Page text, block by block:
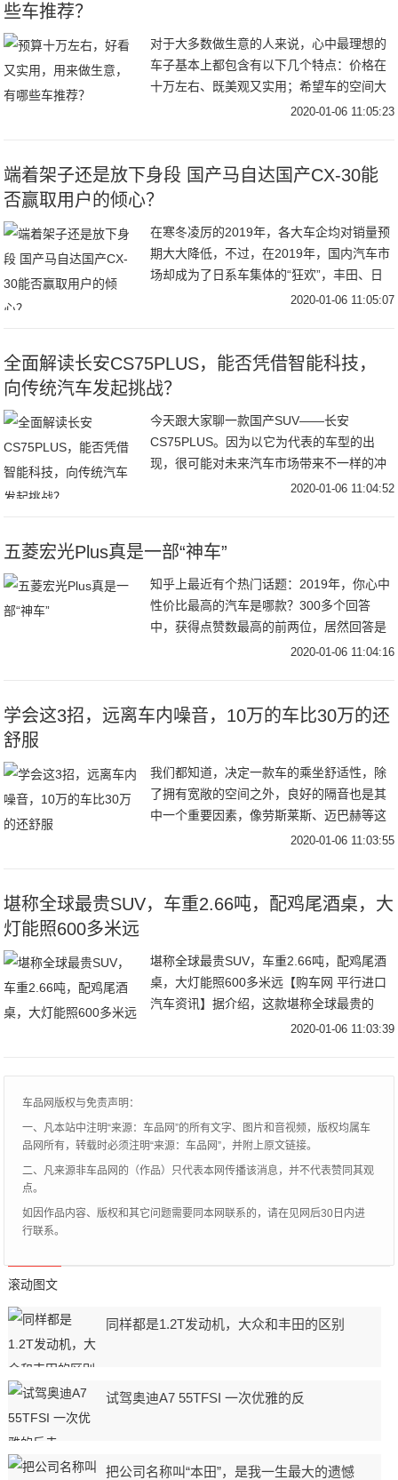
些车推荐？
对于大多数做生意的人来说，心中最理想的
车子基本上都包含有以下几个特点：价格在
十万左右、既美观又实用；希望车的空间大
一点，可以装货；经济条件不宽裕，需要车
2020-01-06 11:05:23
端着架子还是放下身段 国产马自达国产CX-30能
否赢取用户的倾心？
在寒冬凌厉的2019年，各大车企均对销量预
期大大降低，不过，在2019年，国内汽车市
场却成为了日系车集体的“狂欢”，丰田、日
产、本田等品牌销量节节攀升，在纷纷下滑
2020-01-06 11:05:07
全面解读长安CS75PLUS，能否凭借智能科技，
向传统汽车发起挑战？
今天跟大家聊一款国产SUV——长安
CS75PLUS。因为以它为代表的车型的出
现，很可能对未来汽车市场带来不一样的冲
击。我们把话题留到最后，先来看看这款车
2020-01-06 11:04:52
五菱宏光Plus真是一部“神车”
知乎上最近有个热门话题：2019年，你心中
性价比最高的汽车是哪款？300多个回答
中，获得点赞数最高的前两位，居然回答是
同一个品牌：五菱。一位说的是五菱宏光
2020-01-06 11:04:16
学会这3招，远离车内噪音，10万的车比30万的还
舒服
我们都知道，决定一款车的乘坐舒适性，除
了拥有宽敞的空间之外，良好的隔音也是其
中一个重要因素，像劳斯莱斯、迈巴赫等这
些豪华车型就是业内的代表。当然并不是所
2020-01-06 11:03:55
堪称全球最贵SUV，车重2.66吨，配鸡尾酒桌，大
灯能照600多米远
堪称全球最贵SUV，车重2.66吨，配鸡尾酒
桌，大灯能照600多米远【购车网 平行进口
汽车资讯】据介绍，这款堪称全球最贵的
SUV，也是技术最先进、唯一特制的超级奢
2020-01-06 11:03:39
车品网版权与免责声明：
一、凡本站中注明“来源：车品网”的所有文字、图片和音视频，版权均属车
品网所有，转载时必须注明“来源：车品网”，并附上原文链接。
二、凡来源非车品网的（作品）只代表本网传播该消息，并不代表赞同其观
点。
如因作品内容、版权和其它问题需要同本网联系的，请在见网后30日内进
行联系。
滚动图文
同样都是1.2T发动机，大众和丰田的区别
试驾奥迪A7 55TFSI 一次优雅的反
把公司名称叫“本田”，是我一生最大的遗憾